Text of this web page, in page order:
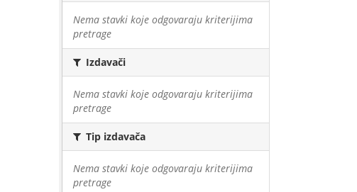
Nema stavki koje odgovaraju kriterijima
pretrage
Izdavači
Nema stavki koje odgovaraju kriterijima
pretrage
Tip izdavača
Nema stavki koje odgovaraju kriterijima
pretrage